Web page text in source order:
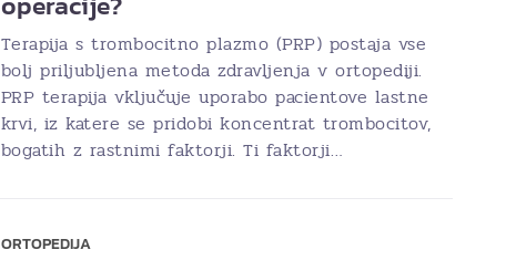
Terapija s trombocitno plazmo (PRP) postaja vse
bolj priljubljena metoda zdravljenja v ortopediji.
PRP terapija vključuje uporabo pacientove lastne
krvi, iz katere se pridobi koncentrat trombocitov,
bogatih z rastnimi faktorji. Ti faktorji…
ORTOPEDIJA